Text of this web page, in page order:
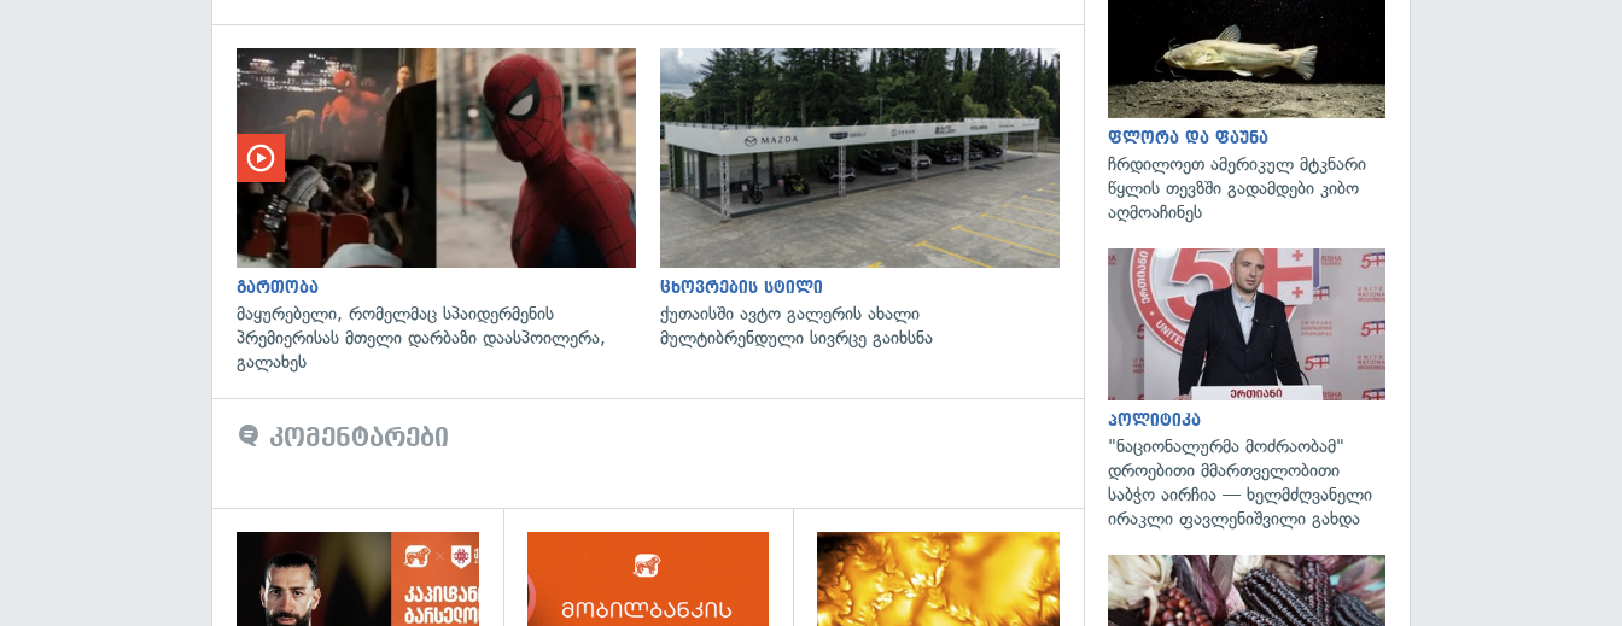
გართობა
მაყურებელი, რომელმაც სპაიდერმენის
პრემიერისას მთელი დარბაზი დაასპოილერა,
გალახეს
ცხოვრების სტილი
ქუთაისში ავტო გალერის ახალი
მულტიბრენდული სივრცე გაიხსნა
კომენტარები
გადახედვა
ფლორა და ფაუნა
ჩრდილოეთ ამერიკულ მტკნარი
წყლის თევზში გადამდები კიბო
აღმოაჩინეს
პოლიტიკა
"ნაციონალურმა მოძრაობამ"
დროებითი მმართველობითი
საბჭო აირჩია — ხელმძღვანელი
ირაკლი ფავლენიშვილი გახდა